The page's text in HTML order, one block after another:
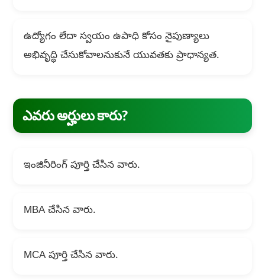
ఉద్యోగం లేదా స్వయం ఉపాధి కోసం నైపుణ్యాలు
అభివృద్ధి చేసుకోవాలనుకునే యువతకు ప్రాధాన్యత.
ఎవరు అర్హులు కారు?
ఇంజినీరింగ్ పూర్తి చేసిన వారు.
MBA చేసిన వారు.
MCA పూర్తి చేసిన వారు.